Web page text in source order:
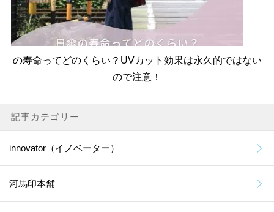
の寿命ってどのくらい？UVカット効果は永久的ではない
ので注意！
記事カテゴリー
innovator（イノベーター）
河馬印本舗